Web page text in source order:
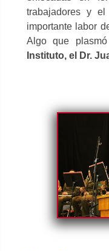
trabajadores y
importante labor
Algo que
Instituto, el Dr.